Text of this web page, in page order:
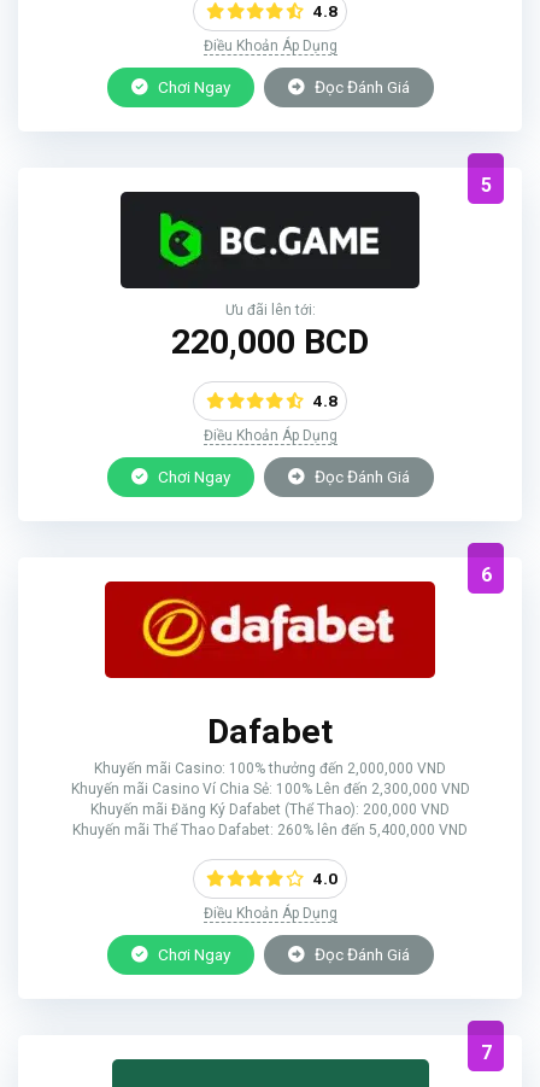
4.8
Điều Khoản Áp Dụng
Chơi Ngay Đọc Đánh Giá
5
Ưu đãi lên tới:
220,000 BCD
4.8
Điều Khoản Áp Dụng
Chơi Ngay Đọc Đánh Giá
6
Dafabet
Khuyến mãi Casino: 100% thưởng đến 2,000,000 VND
Khuyến mãi Casino Ví Chia Sẻ: 100% Lên đến 2,300,000 VND
Khuyến mãi Đăng Ký Dafabet (Thể Thao): 200,000 VND
Khuyến mãi Thể Thao Dafabet: 260% lên đến 5,400,000 VND
4.0
Điều Khoản Áp Dụng
Chơi Ngay Đọc Đánh Giá
7